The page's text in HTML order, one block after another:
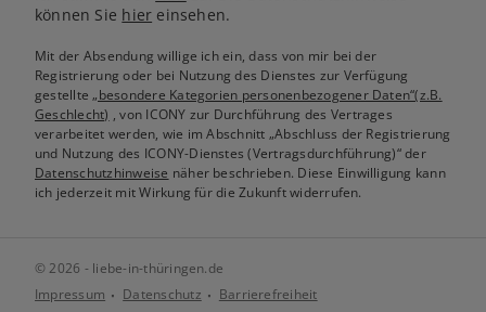
können Sie hier einsehen.
Mit der Absendung willige ich ein, dass von mir bei der
Registrierung oder bei Nutzung des Dienstes zur Verfügung
gestellte„besondere Kategorien personenbezogener Daten“(z.B.
Geschlecht) , von ICONY zur Durchführung des Vertrages
verarbeitet werden, wie im Abschnitt „Abschluss der Registrierung
und Nutzung des ICONY-Dienstes (Vertragsdurchführung)“ der
Datenschutzhinweise näher beschrieben. Diese Einwilligung kann
ich jederzeit mit Wirkung für die Zukunft widerrufen.
© 2026 - liebe-in-thüringen.de
Impressum
Datenschutz Barrierefreiheit